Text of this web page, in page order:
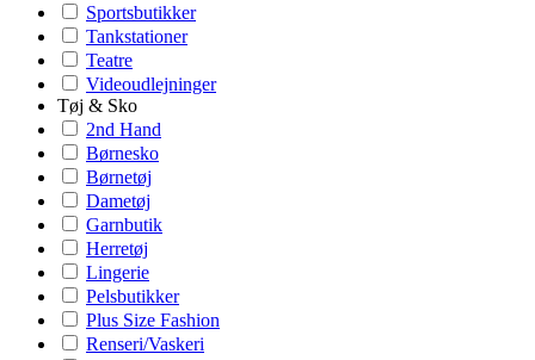
Sportsbutikker
Tankstationer
Teatre
Videoudlejninger
Tøj & Sko
2nd Hand
Børnesko
Børnetøj
Dametøj
Garnbutik
Herretøj
Lingerie
Pelsbutikker
Plus Size Fashion
Renseri/Vaskeri